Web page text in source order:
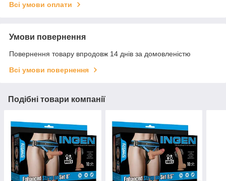
Всі умови оплати
Умови повернення
Повернення товару впродовж 14 днів за домовленістю
Всі умови повернення
Подібні товари компанії